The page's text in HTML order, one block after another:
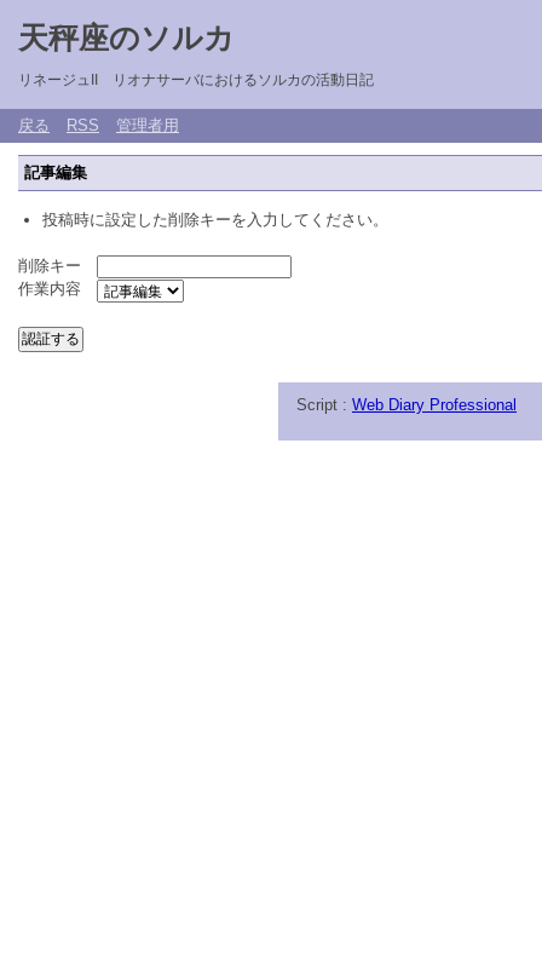
天秤座のソルカ
リネージュII リオナサーバにおけるソルカの活動日記
戻る RSS 管理者用
記事編集
投稿時に設定した削除キーを入力してください。
削除キー
作業内容
Script : Web Diary Professional